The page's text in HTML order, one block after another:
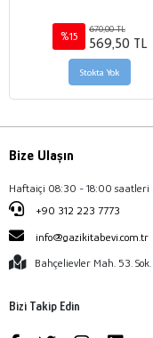
%15
670,00 TL
569,50 TL
Stokta Yok
Bize Ulaşın
Haftaiçi 08:30 - 18:00 saatleri
+90 312 223 7773
info@gazikitabevi.com.tr
Bahçelievler Mah. 53.
Bizi Takip Edin